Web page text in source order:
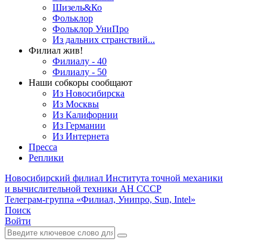
Шизель&Ко
Фольклор
Фольклор УниПро
Из дальних странствий...
Филиал жив!
Филиалу - 40
Филиалу - 50
Наши собкоры сообщают
Из Новосибирска
Из Москвы
Из Калифорнии
Из Германии
Из Интернета
Пресса
Реплики
Новосибирский филиал Института точной механики
и вычислительной техники АН СССР
Телеграм-группа «Филиал, Унипро, Sun, Intel»
Поиск
Войти